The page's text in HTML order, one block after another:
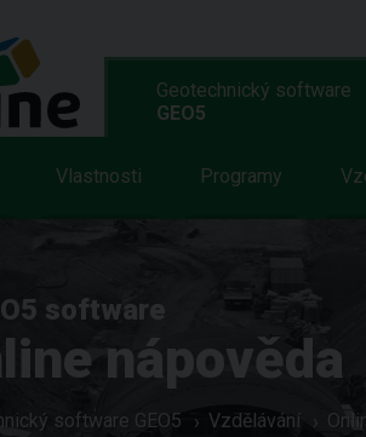
Geotechnický software
GEO5
Vlastnosti Programy
software
nápověda
software GEO5 Vzdělávání